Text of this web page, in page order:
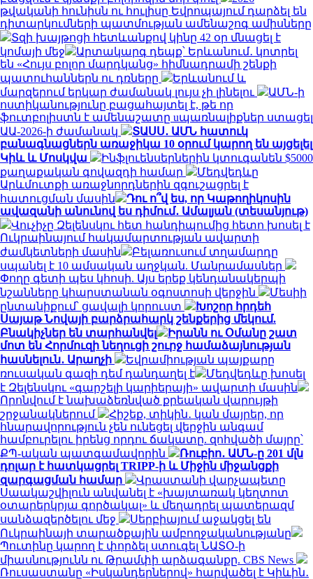
թվականի հունիսն ու հուլիսը Եվրոպայում դարձել են
դիտարկումների պատմության ամենաշոգ ամիսները
Տզի խայթոցի հետևանքով կինը 42 օր մնացել է
կոմայի մեջ
Արտակարգ դեպք՝ Երևանում․ կոտրել
են «Հույս բոլոր մարդկանց» հիմնադրամի շենքի
պատուհաններն ու դռները
Երևանում և
մարզերում երկար ժամանակ լույս չի լինելու
ԱՄՆ-ի
ոստիկանությունը բացահայտել է, թե որ
ֆուտբոլիստն է ամենաշատը uպառնալիքներ ստացել
ԱԱ-2026-ի ժամանակ
ՏԱՍՍ․ ԱՄՆ հատուկ
բանագնացներն առաջիկա 10 օրում կարող են այցելել
Կիև և Մոսկվա
Ինֆլուենսերներին կտուգանեն $5000
քաղաքական գովազդի համար
Մեդվեդևը
Արևմուտքի առաջնորդներին զգուշացրել է
հատուցման մասին
Դու ո՞վ ես, որ Կաթողիկոսին
ավազանի անունով ես դիմում․ Ամալյան (տեսանյութ)
Վուչիչը Զելենսկու հետ հանդիպումից հետո խոսել է
Ուկրաինայում հակամարտության ավարտի
ժամկետների մասին
Բելառուսում տղամարդը
սպանել է 10 ամսական աղջկան. Մանրամասներ
Փողը գետի պես կհոսի. Այս երեք կենդանակերպի
նշանները կհարստանան օգոստոսի վերջին
Մեսիի
ընտանիքում՝ ցավալի կորուստ
Խոշոր հրդեհ
Սայաթ Նովայի բարձրահարկ շենքերից մեկում.
Բնակիչներ են տարհանվել
Իրանն ու Օմանը շատ
մոտ են Հորմուզի նեղուցի շուրջ համաձայնության
հասնելուն․ Արաղչի
Եվրամիության պայքարը
ռուսական գազի դեմ դանդաղել է
Մեդվեդևը խոսել
է Զելենսկու «գարշելի կարիերայի» ավարտի մասին
Որոնվում է նախաձեռնված քրեական վարույթի
շրջանակներում
Հիշեք, տիկին․ կան մայրեր, որ
հնարավորություն չեն ունեցել վերջին անգամ
համբուրելու իրենց որդու ճակատը. զոհվածի մայրը՝
ՔՊ-ական պատգամավորին
Ռուբիո․ ԱՄՆ-ը 201 մլն
դոլար է հատկացրել TRIPP-ի և Միջին միջանցքի
զարգացման համար
Վրաստանի վարչապետը
Սաակաշվիլուն անվանել է «խայտառակ կեղտոտ
օտարերկրյա գործակալ» և մեղադրել պատերազմ
սանձազերծելու մեջ
Սերբիայում աջակցել են
Ուկրաինայի տարածքային ամբողջականությանը
Պուտինը կարող է փորձել ստուգել ՆԱՏՕ-ի
միասնությունն ու Թրամփի արձագանքը. CBS News
Ռուսաստանը «Իսկանդերներով» հարվածել է Կիևին․